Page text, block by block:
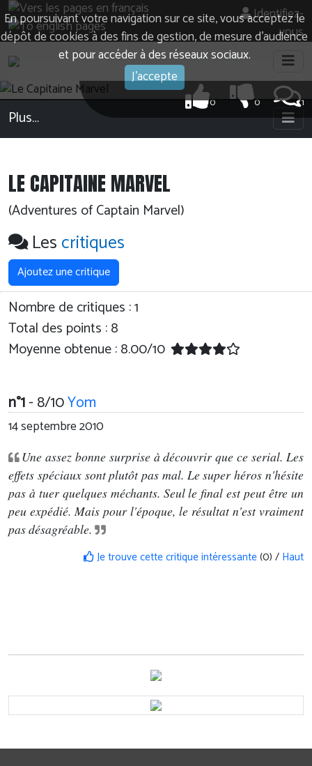
En poursuivant votre navigation sur ce site, vous acceptez le
dépôt de cookies à des fins de gestion, de mesure d’audience
et pour accéder à des réseaux sociaux.
J'accepte
Identifiez-
vous
1
0
0
Plus…
LE CAPITAINE MARVEL
(Adventures of Captain Marvel)
Lescritiques
Ajoutez une critique
Nombre de critiques :1
Total des points : 8
Moyenne obtenue :8.00/10
n°1- 8/10Yom
14 septembre 2010
Une assez bonne surprise à découvrir que ce serial. Les
effets spéciaux sont plutôt pas mal. Le super héros n'hésite
pas à tuer quelques méchants. Seul le final est peut être un
peu expédié. Mais pour l'époque, le résultat n'est vraiment
pas désagréable.
Je trouve cette critique intéressante(0) / Haut